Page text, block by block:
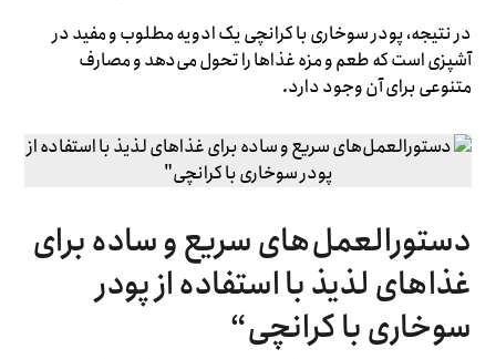
در نتیجه، پودر سوخاری با کرانچی یک ادویه مطلوب و مفید در
آشپزی است که طعم و مزه غذاها را تحول می‌دهد و مصارف
متنوعی برای آن وجود دارد.
دستورالعمل‌های سریع و ساده برای
غذاهای لذیذ با استفاده از پودر
سوخاری با کرانچی“